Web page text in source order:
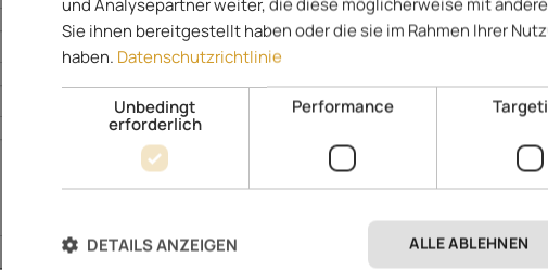
Sie ihnen bereitgestellt haben oder die sie im Rahmen Ihrer
haben. Datenschutzrichtlinie
Unbedingt
erforderlich
Performance
ALLE ABLEHNEN
DETAILS ANZEIGEN